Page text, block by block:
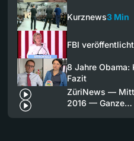
Kurznews3 Min
FBI
8 Jahre Obama:
Fazit
ZüriNews —
2016 — Ganze…